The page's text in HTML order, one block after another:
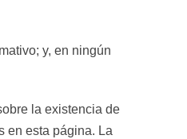
y, en ningún
la existencia de
en esta página. La